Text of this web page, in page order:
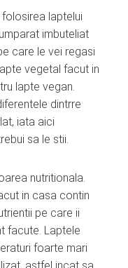
laptelui
imbuteliat
care le vei regasi
vegetal facut in
lapte vegan.
dintrre
iata aici
sa le stii.
nutritionala.
in casa contin
pe care ii
facute. Laptele
foarte mari